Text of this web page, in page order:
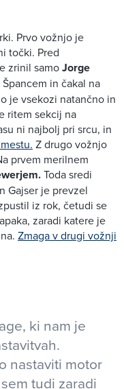
Prvo vožnjo je
točki. Pred
zrinil samoJorge
in čakal na
je vsekozi natančno in
ritem sekcij na
ni najbolj pri srcu, in
Z drugo vožnjo
prvem merilnem
Toda sredi
Gajser je prevzel
iz rok, četudi se
zaradi katere je
Zmaga v drugi vožnji
ki nam je
nastaviti motor
tudi zaradi